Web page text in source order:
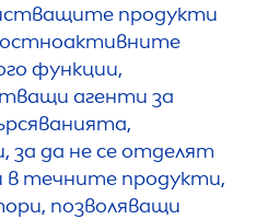
продукти
функции,
агенти за
за да не се отделят
течните продукти,
позволяващи